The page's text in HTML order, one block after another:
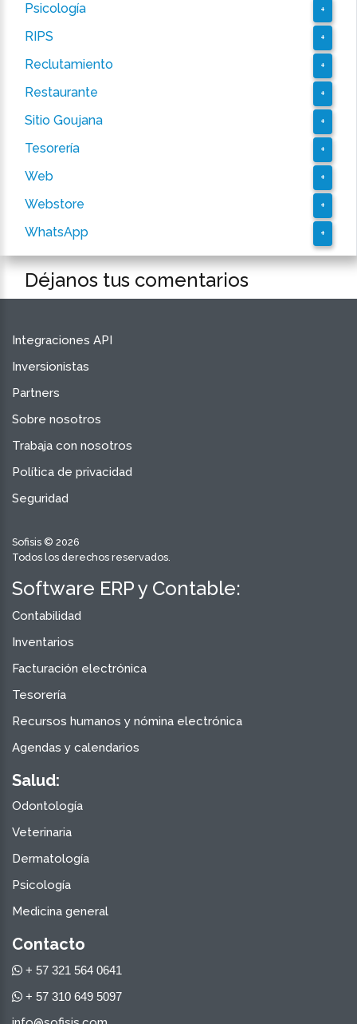
Psicología +
RIPS +
Reclutamiento +
Restaurante +
Sitio Goujana +
Tesorería +
Web +
Webstore +
WhatsApp +
Déjanos tus comentarios
Integraciones API
Inversionistas
Partners
Sobre nosotros
Trabaja con nosotros
Política de privacidad
Seguridad
Sofisis © 2026
Todos los derechos reservados.
Software ERP y Contable:
Contabilidad
Inventarios
Facturación electrónica
Tesorería
Recursos humanos y nómina electrónica
Agendas y calendarios
Salud:
Odontología
Veterinaria
Dermatología
Psicología
Medicina general
Contacto
+ 57 321 564 0641
+ 57 310 649 5097